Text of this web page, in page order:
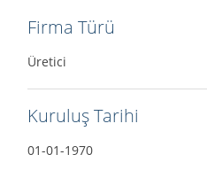
Firma Türü
Üretici
Kuruluş Tarihi
01-01-1970